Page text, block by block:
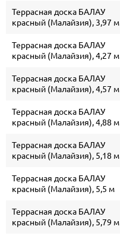
Террасная доска БАЛАУ
красный (Малайзия), 3,97 м
Террасная доска БАЛАУ
красный (Малайзия), 4,27 м
Террасная доска БАЛАУ
красный (Малайзия), 4,57 м
Террасная доска БАЛАУ
красный (Малайзия), 4,88 м
Террасная доска БАЛАУ
красный (Малайзия), 5,18 м
Террасная доска БАЛАУ
красный (Малайзия), 5,5 м
Террасная доска БАЛАУ
красный (Малайзия), 5,79 м